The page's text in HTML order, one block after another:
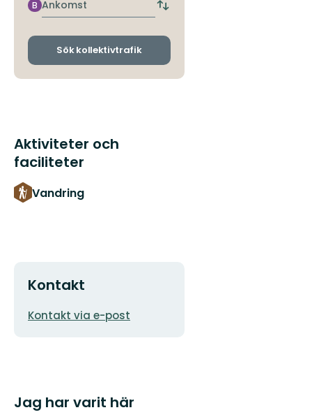
Ankomst
B
Byt
och
Sök kollektivtrafik
Aktiviteter och
faciliteter
Vandring
Kontakt
E-
Kontakt via e-post
Jag har varit här